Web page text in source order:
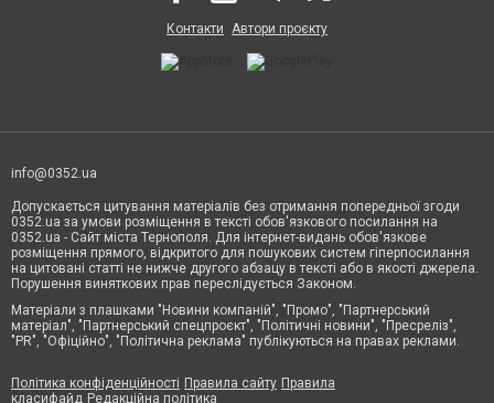
Контакти Автори проєкту
info@0352.ua
Допускається цитування матеріалів без отримання попередньої згоди
0352.ua за умови розміщення в тексті обов'язкового посилання на
0352.ua - Сайт міста Тернополя. Для інтернет-видань обов'язкове
розміщення прямого, відкритого для пошукових систем гіперпосилання
на цитовані статті не нижче другого абзацу в тексті або в якості джерела.
Порушення виняткових прав переслідується Законом.
Матеріали з плашками "Новини компаній", "Промо", "Партнерський
матеріал", "Партнерський спецпроєкт", "Політичні новини", "Пресреліз",
"PR", "Офіційно", "Політична реклама" публікуються на правах реклами.
Політика конфіденційності Правила сайту Правила
класифайд Редакційна політика